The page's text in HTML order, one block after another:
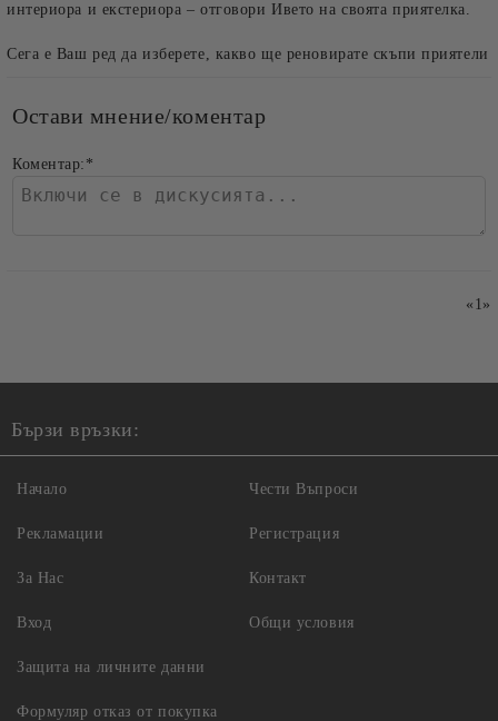
интериора и екстериора – отговори Ивето на своята приятелка.
Сега е Ваш ред да изберете, какво ще реновирате скъпи приятели
Остави мнение/коментар
Коментар: *
« 1»
Бързи връзки:
Начало
Рекламации
За Нас
Вход
Чести Въпроси
Регистрация
Контакт
Общи условия
Защита на личните данни
Формуляр отказ от покупка